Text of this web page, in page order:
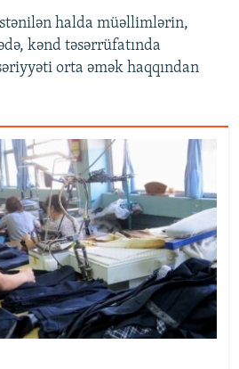
halda müəllimlərin,
kənd təsərrüfatında
orta əmək haqqından